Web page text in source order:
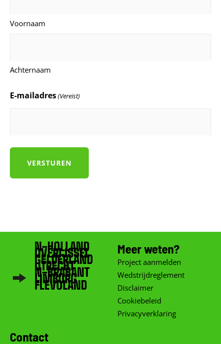
Voornaam
Achternaam
E-mailadres(Vereist)
N-HOLLAND
OVERIJSSEL
GELDERLAND
UTRECHT
N-BRABANT
LIMBURG
FLEVOLAND
Meer weten?
Project aanmelden
Wedstrijdreglement
Disclaimer
Cookiebeleid
Privacyverklaring
Contact